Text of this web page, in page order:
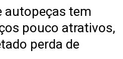
autopeças tem
pouco atrativos,
perda de